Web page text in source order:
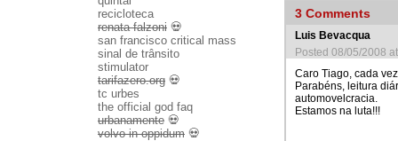
3 Comments
Luis Bevacqua
Posted 08/05/2008
Caro Tiago, cada
Parabéns, leitura
automovelcracia.
Estamos na luta!!!
recicloteca
renata falzoni 💀
san francisco critical mass
sinal de trânsito
stimulator
tarifazero.org 💀
tc urbes
the official god faq
urbanamente 💀
volvo in oppidum 💀